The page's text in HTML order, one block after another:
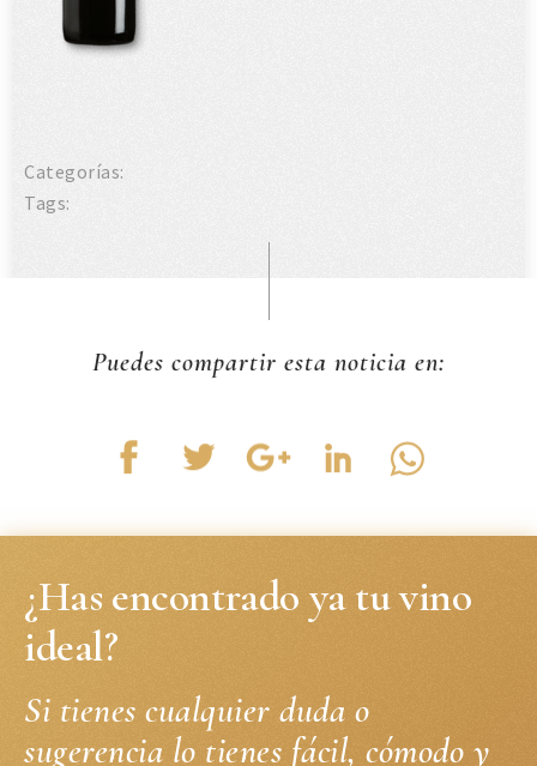
Categorías:
Tags:
Puedes compartir esta noticia en:
¿Has encontrado ya tu vino
ideal?
Si tienes cualquier duda o
sugerencia lo tienes fácil, cómodo y